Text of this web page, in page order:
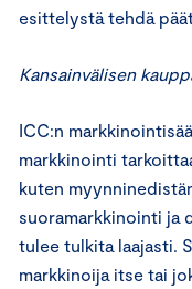
esittelystä tehdä
Kansainvälisen
ICC:n
markkinointi
kuten
suoramarkkinointi ja
tulee tulkita laajasti.
markkinoija itse tai